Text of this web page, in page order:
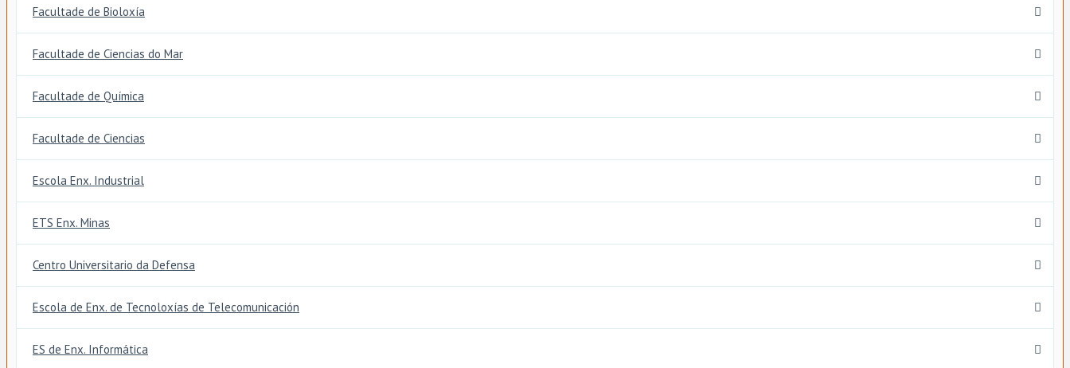
Facultade de Bioloxía
Facultade de Ciencias do Mar
Facultade de Química
Facultade de Ciencias
Escola Enx. Industrial
ETS Enx. Minas
Centro Universitario da Defensa
Escola de Enx. de Tecnoloxías de Telecomunicación
ES de Enx. Informática